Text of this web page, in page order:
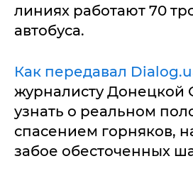
линиях работают 70
автобуса.
Как передавал
журналисту Донецкой
узнать о реальном
спасением горняков,
забое обесточенных